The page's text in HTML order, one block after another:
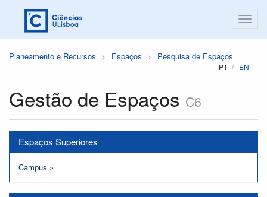
Planeamento e Recursos Espaços Pesquisa de Espaços
PT EN
Gestão de Espaços C6
Espaços Superiores
Campus »